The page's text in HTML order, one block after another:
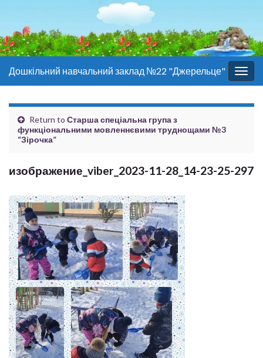
Дошкільний навчальний заклад №22 "Джерельце"
Return to Старша спеціальна група з
функціональними мовленнєвими труднощами №3
“Зірочка”
изображение_viber_2023-11-28_14-23-25-297